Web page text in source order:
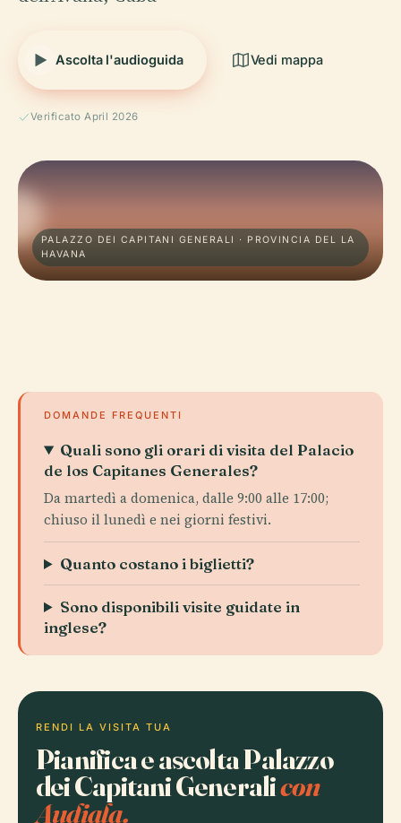
Ascolta l'audioguida Vedi mappa
Verificato April 2026
PALAZZO DEI CAPITANI GENERALI · PROVINCIA DEL LA
HAVANA
DOMANDE FREQUENTI
Quali sono gli orari di visita del Palacio
de los Capitanes Generales?
Da martedì a domenica, dalle 9:00 alle 17:00;
chiuso il lunedì e nei giorni festivi.
Quanto costano i biglietti?
Sono disponibili visite guidate in
inglese?
RENDI LA VISITA TUA
Pianifica e ascolta Palazzo
dei Capitani Generalicon
Audiala.